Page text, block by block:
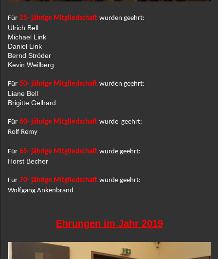
Für 25- jährige Mitgliedschaft wurden geehrt:
Ulrich Bell
Michael Link
Daniel Link
Bernd Ströder
Kevin Weilberg
Für 50- jährige Mitgliedschaft wurden geehrt:
Liane Bell
Brigitte Gelhard
Für 60- jährige Mitgliedschaft wurde geehrt:
Rolf Remy
Für 65- jährige Mitgliedschaft wurde geehrt:
Horst Becher
Für 70- jährige Mitgliedschaft wurde geehrt:
Wolfgang Ankenbrand
Ehrungen im Jahr 2019